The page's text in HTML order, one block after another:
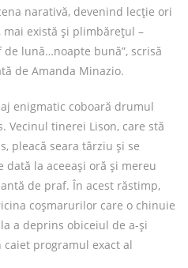
narativă, devenind lecție ori
mai există și plimbărețul –
lună…noapte bună”, scrisă
de Amanda Minazio.
enigmatic coboară drumul
tinerei Lison, care stă
pleacă seara târziu și se
la aceeași oră și mereu
de praf. În acest răstimp,
coșmarurilor care o chinuie
a deprins obiceiul de a-și
programul exact al